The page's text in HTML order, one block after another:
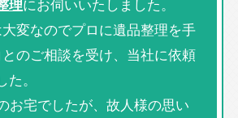
大変なのでプロに遺品整理を手
とのご相談を受け、当社に依頼
。
お宅でしたが、故人様の思い